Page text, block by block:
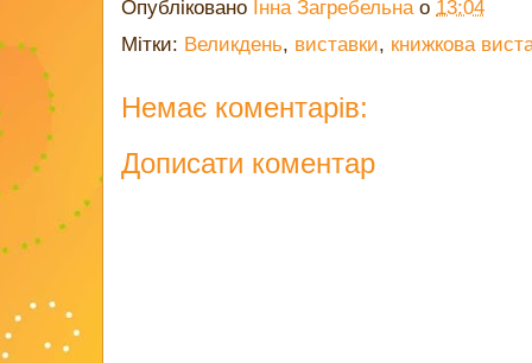
Опубліковано Інна Загребельна о 13:04
Мітки: Великдень, виставки, книжкова
Немає коментарів:
Дописати коментар